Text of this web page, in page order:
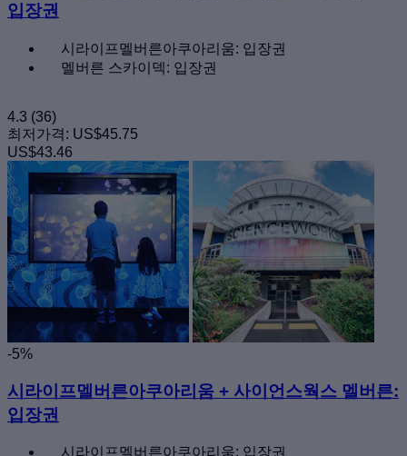
입장권
시라이프멜버른아쿠아리움: 입장권
멜버른 스카이덱: 입장권
4.3 (36)
최저가격: US$45.75
US$43.46
-5%
시라이프멜버른아쿠아리움 + 사이언스웍스 멜버른:
입장권
시라이프멜버른아쿠아리움: 입장권